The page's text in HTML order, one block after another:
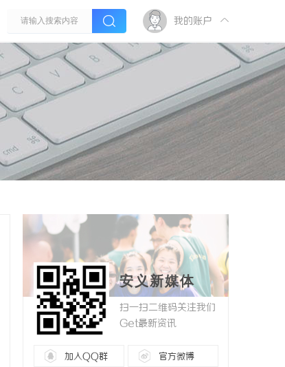
我的账户
安义新媒体
扫一扫二维码关注我们
Get最新资讯
加入QQ群 官方微博